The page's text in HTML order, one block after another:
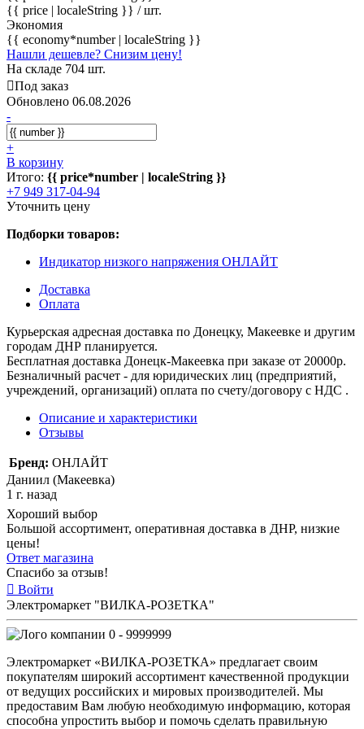
{{ price | localeString }} / шт.
Экономия
{{ economy*number | localeString }}
Нашли дешевле? Снизим цену!
На складе 704 шт.
Под заказ
Обновлено 06.08.2026
-
+
В корзину
Итого: {{ price*number | localeString }}
+7 949 317-04-94
Уточнить цену
Подборки товаров:
Индикатор низкого напряжения ОНЛАЙТ
Доставка
Оплата
Курьерская адресная доставка по Донецку, Макеевке и другим
городам ДНР планируется.
Бесплатная доставка Донецк-Макеевка при заказе от 20000р.
Безналичный расчет - для юридических лиц (предприятий,
учреждений, организаций) оплата по счету/договору с НДС .
Описание и характеристики
Отзывы
Бренд: ОНЛАЙТ
Даниил (Макеевка)
1 г. назад
Хороший выбор
Большой ассортимент, оперативная доставка в ДНР, низкие
цены!
Ответ магазина
Спасибо за отзыв!
Войти
Электромаркет "ВИЛКА-РОЗЕТКА"
0 - 9999999
Электромаркет «ВИЛКА-РОЗЕТКА» предлагает своим
покупателям широкий ассортимент качественной продукции
от ведущих российских и мировых производителей. Мы
предоставим Вам любую необходимую информацию, которая
способна упростить выбор и помочь сделать правильную